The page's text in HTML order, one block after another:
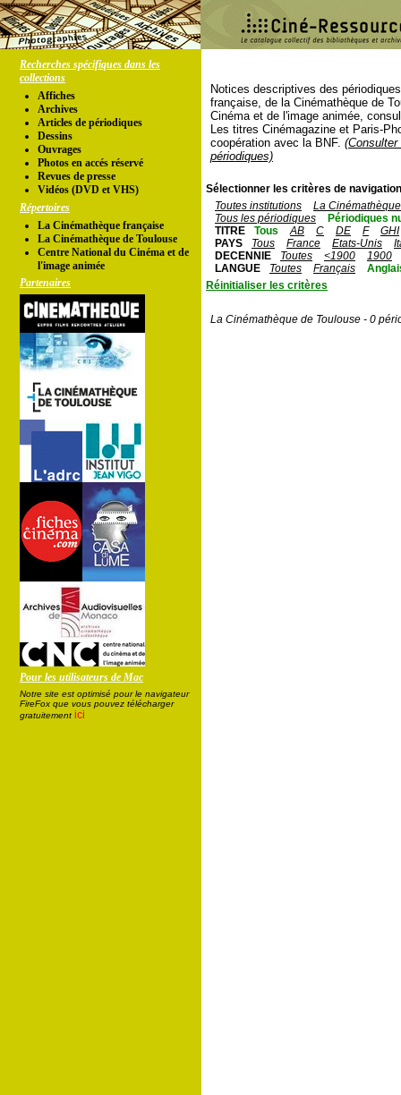
Recherches spécifiques dans les
collections
Affiches
Archives
Articles de périodiques
Dessins
Ouvrages
Photos en accés réservé
Revues de presse
Vidéos (DVD et VHS)
Répertoires
La Cinémathèque française
La Cinémathèque de Toulouse
Centre National du Cinéma et de
l'image animée
Partenaires
Pour les utilisateurs de Mac
Notre site est optimisé pour le navigateur
FireFox que vous pouvez télécharger
gratuitement ici
Notices descriptives des
française, de la Cinémathèque de
Cinéma et de l'image animée,
Les titres Cinémagazine et Paris-
coopération avec la BNF.
périodiques)
Sélectionner les critères de
Toutes institutions
La
Tous les périodiques
Périodiques
TITRE
Tous AB C DE F
GHI
PAYS
Tous France Etats-Unis
DECENNIE
Toutes <1900
1900
LANGUE
Toutes Français
Réinitialiser les critères
La Cinémathèque de Toulouse - 0